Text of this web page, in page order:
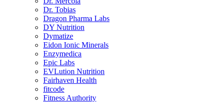
Dr. Tobias
Dragon Pharma Labs
DY Nutrition
Dymatize
Eidon Ionic Minerals
Enzymedica
Epic Labs
EVLution Nutrition
Fairhaven Health
fitcode
Fitness Authority